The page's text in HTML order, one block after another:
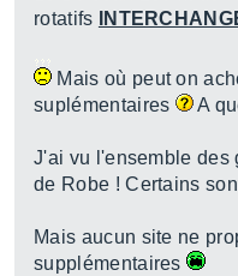
rotatifs
Mais où peut on
suplémentaires
A
J'ai vu l'ensemble des
de Robe ! Certains
Mais aucun site ne
supplémentaires